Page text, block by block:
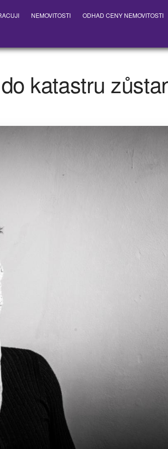
NEMOVITOSTI ODHAD CENY NEMOVITOSTI
katastru